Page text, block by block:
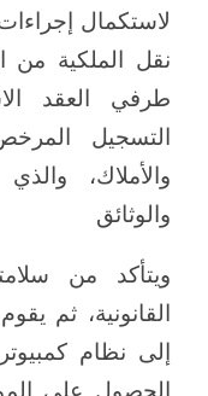
لاستكمال
نقل الملكية من
طرفي العقد
التسجيل
والأملاك،
والوثائق
ويتأكد من
القانونية، ثم
إلى نظام
الحصول على